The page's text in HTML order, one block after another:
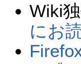
Wiki
にお